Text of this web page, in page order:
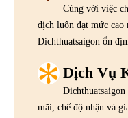
Cùng với việc
dịch luôn đạt mức
Dichthuatsaigon ổn
Dịch Vụ
mãi, chế độ nhận và